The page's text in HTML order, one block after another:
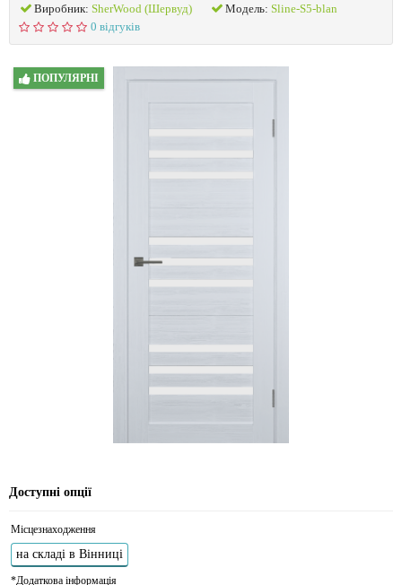
Виробник: SherWood (Шервуд) Модель: Sline-S5-blan
0 відгуків
ПОПУЛЯРНІ
Доступні опції
Місцезнаходження
на складі в Вінниці
*Додаткова інформація